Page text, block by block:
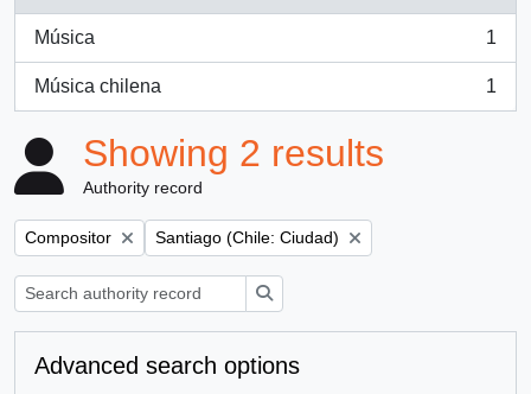
Música
, 1 results
1
Música chilena
, 1 results
1
Showing 2 results
Authority record
Remove filter:
Compositor Remove filter:
Santiago (Chile: Ciudad)
Advanced search options